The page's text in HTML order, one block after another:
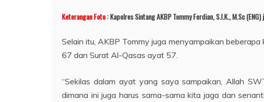
Keterangan Foto: Kapolres Sintang AKBP Tommy Ferdian, S.I.K., M.Sc
Selain itu, AKBP Tommy juga menyampaikan
67 dan Surat Al-Qasas ayat 57.
“Sekilas dalam ayat yang saya sampaikan, Allah
dimana ini juga harus sama-sama kita jaga dan